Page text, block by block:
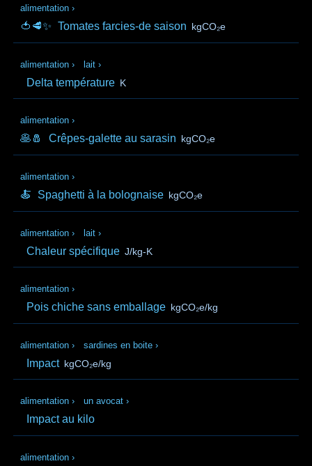
alimentation ›
🍅🥩✨ Tomates farcies-de saison kgCO₂e
alimentation › lait ›
Delta température K
alimentation ›
🥞🧂 Crêpes-galette au sarasin kgCO₂e
alimentation ›
🍝 Spaghetti à la bolognaise kgCO₂e
alimentation › lait ›
Chaleur spécifique J/kg-K
alimentation ›
Pois chiche sans emballage kgCO₂e/kg
alimentation › sardines en boite ›
Impact kgCO₂e/kg
alimentation › un avocat ›
Impact au kilo
alimentation ›